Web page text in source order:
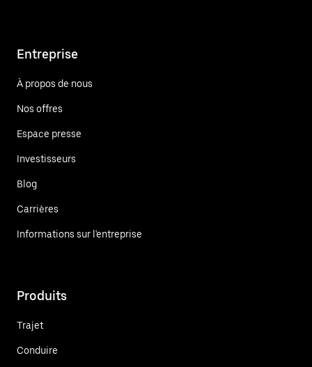
Entreprise
À propos de nous
Nos offres
Espace presse
Investisseurs
Blog
Carrières
Informations sur l'entreprise
Produits
Trajet
Conduire